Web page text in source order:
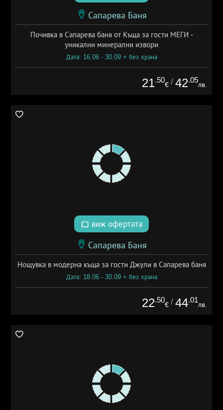
Сапарева Баня
Почивка в Сапарева баня от Къща за гости МЕГИ -
уникални минерални извори
Дата: 16.06 - 30.09 + без храна
21.50
€ / 42.05
лв.
виж офертата
Сапарева Баня
Нощувка в модерна къща за гости Джули в Сапарева баня
Дата: 18.06 - 30.09 + без храна
22.50
€ / 44.01
лв.